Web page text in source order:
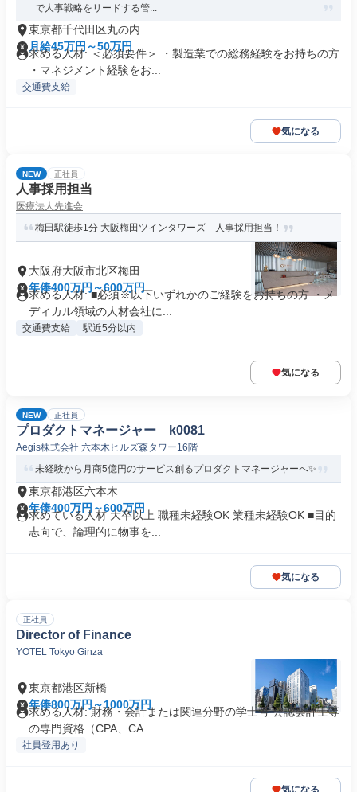
で人事戦略をリードする管...
東京都千代田区丸の内
月給45万円～50万円
求める人材: ＜必須要件＞ ・製造業での総務経験をお持ちの方
・マネジメント経験をお...
交通費支給
気になる
NEW 正社員
人事採用担当
医療法人先進会
梅田駅徒歩1分 大阪梅田ツインタワーズ 人事採用担当！
大阪府大阪市北区梅田
年俸400万円～600万円
求める人材: ■必須※以下いずれかのご経験をお持ちの方 ・メ
ディカル領域の人材会社に...
交通費支給 駅近5分以内
気になる
NEW 正社員
プロダクトマネージャー k0081
Aegis株式会社 六本木ヒルズ森タワー16階
未経験から月商5億円のサービス創るプロダクトマネージャーへ✨
東京都港区六本木
年俸400万円～600万円
求めている人材 大卒以上 職種未経験OK 業種未経験OK ■目的
志向で、論理的に物事を...
気になる
正社員
Director of Finance
YOTEL Tokyo Ginza
東京都港区新橋
年俸800万円～1000万円
求める人材: 財務・会計または関連分野の学士号 公認会計士等
の専門資格（CPA、CA...
社員登用あり
気になる